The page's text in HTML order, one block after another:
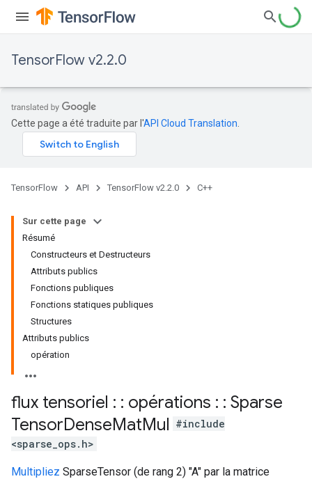
TensorFlow v2.2.0
Cette page a été traduite par l'API Cloud Translation
TensorFlow API TensorFlow v2.2.0 C++
Sur cette page
Résumé
Constructeurs et Destructeurs
Attributs publics
Fonctions publiques
Fonctions statiques publiques
Structures
Attributs publics
opération
flux tensoriel : : opérations : : Sparse
TensorDenseMatMul #include
<sparse_ops.h>
Multipliez SparseTensor (de rang 2) "A" par la matrice